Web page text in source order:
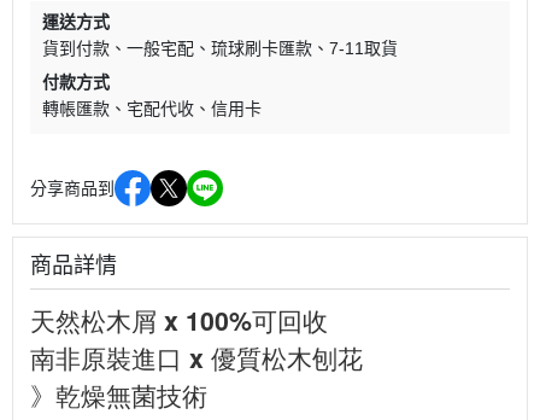
運送方式
貨到付款
一般宅配 琉球刷卡匯款
7-11取貨
付款方式
轉帳匯款
宅配代收 信用卡
分享商品到
商品詳情
天然松木屑 x 100%可回收
南非原裝進口 x 優質松木刨花
》乾燥無菌技術